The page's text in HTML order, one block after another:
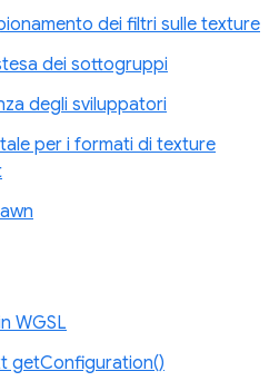
dei filtri sulle texture
dei sottogruppi
degli sviluppatori
per i formati di texture
WGSL
getConfiguration()